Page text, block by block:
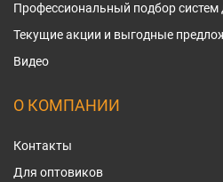
Профессиональный подбор
Текущие акции и выгодные
Видео
О КОМПАНИИ
Контакты
Для оптовиков